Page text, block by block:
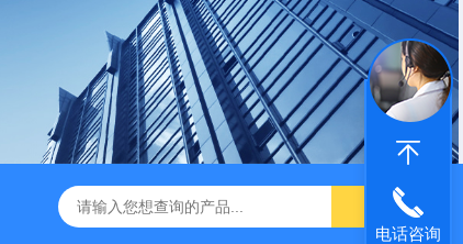
交流电源 固纬 GSP-730 频谱分析仪 艾睿光电
电话咨询